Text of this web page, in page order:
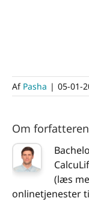
Af Pasha | 05-01-
Om
(læs
onlinetjenester